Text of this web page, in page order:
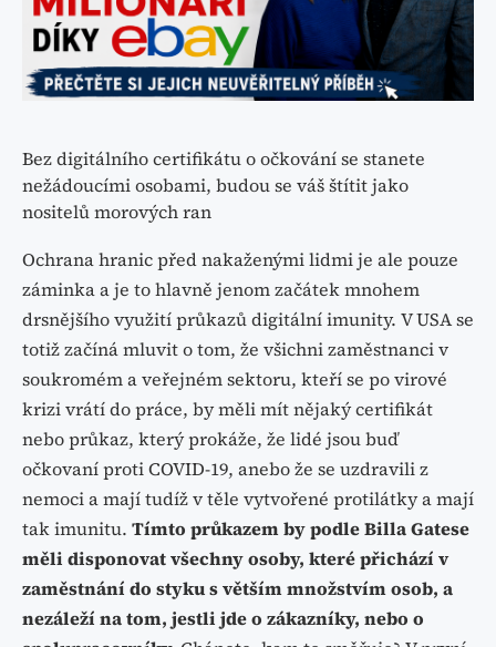
Bez digitálního certifikátu o očkování se stanete
nežádoucími osobami, budou se váš štítit jako
nositelů morových ran
Ochrana hranic před nakaženými lidmi je ale pouze
záminka a je to hlavně jenom začátek mnohem
drsnějšího využití průkazů digitální imunity. V USA se
totiž začíná mluvit o tom, že všichni zaměstnanci v
soukromém a veřejném sektoru, kteří se po virové
krizi vrátí do práce, by měli mít nějaký certifikát
nebo průkaz, který prokáže, že lidé jsou buď
očkovaní proti COVID-19, anebo že se uzdravili z
nemoci a mají tudíž v těle vytvořené protilátky a mají
tak imunitu. Tímto průkazem by podle Billa Gatese
měli disponovat všechny osoby, které přichází v
zaměstnání do styku s větším množstvím osob, a
nezáleží na tom, jestli jde o zákazníky, nebo o